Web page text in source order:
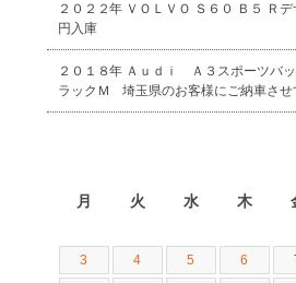
２０２２年 ＶＯＬＶＯ Ｓ６０ Ｂ５
円入庫
２０１８年 Ａｕｄｉ Ａ３スポーツバ
ラックＭ 埼玉県のお客様にご納車させ
月 火 水 木
3 4 5 6